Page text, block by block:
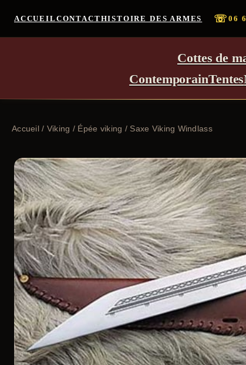
ACCUEIL CONTACTHISTOIRE DES ARMES ☏06
Cottes de
ContemporainTentes
Accueil/ Viking / Épée viking / Saxe Viking Windlass